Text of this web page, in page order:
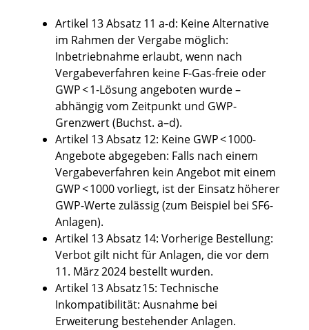
Artikel 13 Absatz 11 a-d: Keine Alternative
im Rahmen der Vergabe möglich:
Inbetriebnahme erlaubt, wenn nach
Vergabeverfahren keine F-Gas-freie oder
GWP < 1-Lösung angeboten wurde –
abhängig vom Zeitpunkt und GWP-
Grenzwert (Buchst. a–d).
Artikel 13 Absatz 12: Keine GWP < 1000-
Angebote abgegeben: Falls nach einem
Vergabeverfahren kein Angebot mit einem
GWP < 1000 vorliegt, ist der Einsatz höherer
GWP-Werte zulässig (zum Beispiel bei SF6-
Anlagen).
Artikel 13 Absatz 14: Vorherige Bestellung:
Verbot gilt nicht für Anlagen, die vor dem
11. März 2024 bestellt wurden.
Artikel 13 Absatz 15: Technische
Inkompatibilität: Ausnahme bei
Erweiterung bestehender Anlagen.